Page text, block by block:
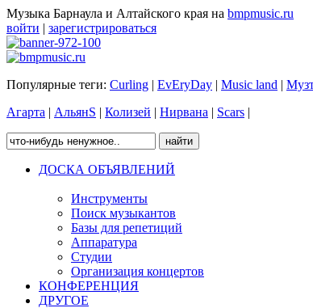
Музыка Барнаула и Алтайского края на bmpmusic.ru
войти | зарегистрироваться
Популярные теги: Curling | EvEryDay | Music land |
Агарта | АльянS | Колизей | Нирвана | Scars |
ДОСКА ОБЪЯВЛЕНИЙ
Инструменты
Поиск музыкантов
Базы для репетиций
Аппаратура
Студии
Организация концертов
КОНФЕРЕНЦИЯ
ДРУГОЕ